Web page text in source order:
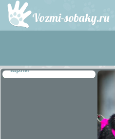
Чарли